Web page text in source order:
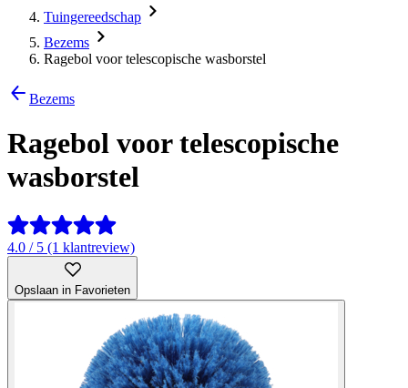
Tuingereedschap
Bezems
Ragebol voor telescopische wasborstel
Bezems
Ragebol voor telescopische
wasborstel
4.0 / 5 (1 klantreview)
Opslaan in Favorieten